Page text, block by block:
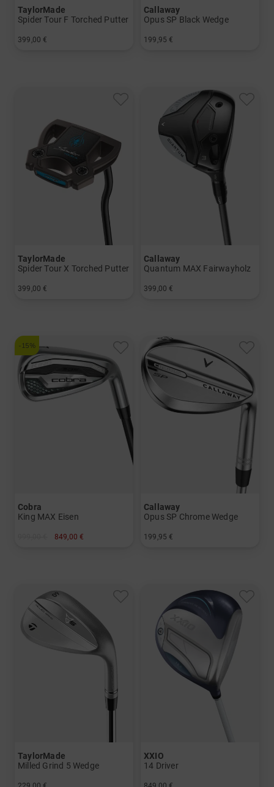
TaylorMade
Spider Tour F Torched Putter
399,00 €
Callaway
Opus SP Black Wedge
199,95 €
TaylorMade
Spider Tour X Torched Putter
399,00 €
Callaway
Quantum MAX Fairwayholz
399,00 €
-15%
Cobra
King MAX Eisen
849,00 €
Callaway
Opus SP Chrome Wedge
199,95 €
TaylorMade
Milled Grind 5 Wedge
XXIO
14 Driver